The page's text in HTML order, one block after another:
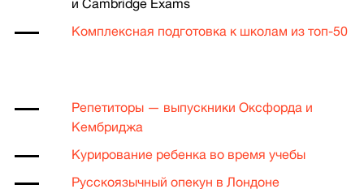
и Cambridge Exams
Комплексная подготовка к школам из топ-50
Репетиторы — выпускники Оксфорда и
Кембриджа
Курирование ребенка во время учебы
Русскоязычный опекун в Лондоне